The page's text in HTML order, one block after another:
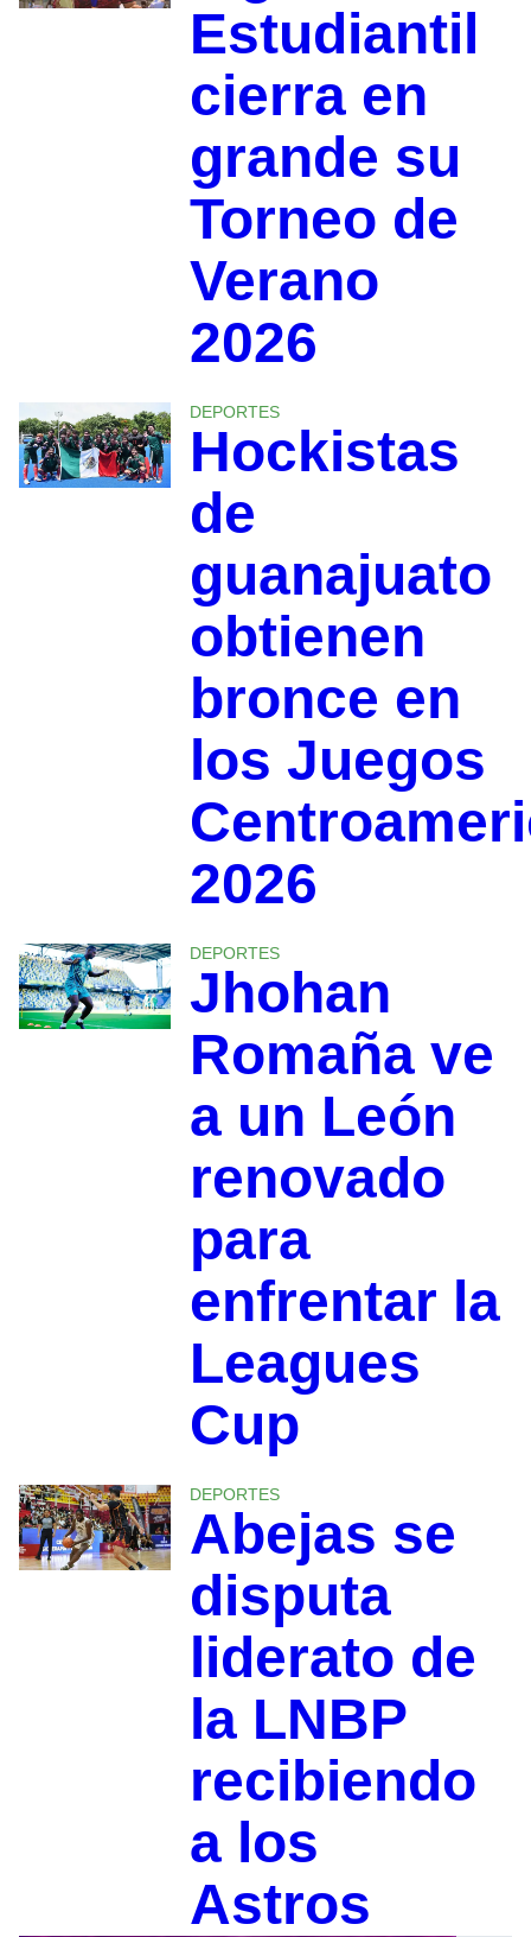
Estudiantil
cierra en
grande su
Torneo de
Verano
2026
DEPORTES
Hockistas
de
guanajuato
obtienen
bronce en
los Juegos
2026
DEPORTES
Jhohan
Romaña ve
a un León
renovado
para
enfrentar la
Leagues
Cup
DEPORTES
Abejas se
disputa
liderato de
la LNBP
recibiendo
a los
Astros